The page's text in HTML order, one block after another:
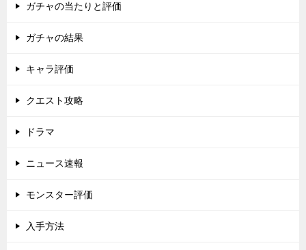
ガチャの当たりと評価
ガチャの結果
キャラ評価
クエスト攻略
ドラマ
ニュース速報
モンスター評価
入手方法